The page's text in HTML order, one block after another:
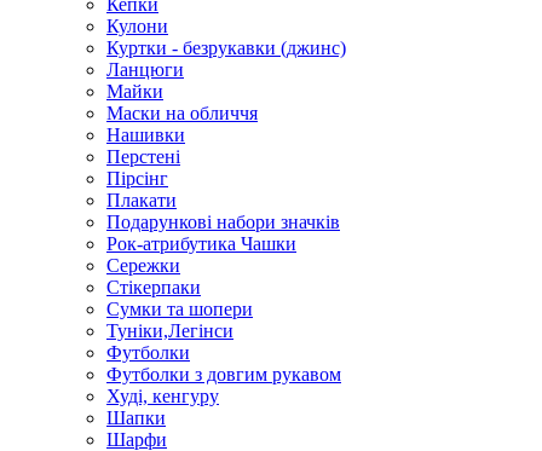
Кепки
Кулони
Куртки - безрукавки (джинс)
Ланцюги
Майки
Маски на обличчя
Нашивки
Перстені
Пірсінг
Плакати
Подарункові набори значків
Рок-атрибутика Чашки
Сережки
Стікерпаки
Сумки та шопери
Туніки,Легінси
Футболки
Футболки з довгим рукавом
Худі, кенгуру
Шапки
Шарфи